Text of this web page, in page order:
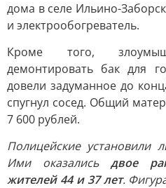
дома в селе Ильино-
и электрообогреватель.
Кроме того,
демонтировать бак для
довели задуманное до
спугнул сосед. Общий
7 600 рублей.
Полицейские установили
Ими оказались двое
жителей 44 и 37 лет.